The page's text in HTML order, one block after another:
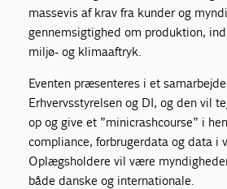
massevis af krav fra kunder og
gennemsigtighed om produktion,
miljø- og klimaaftryk.
Eventen præsenteres i et
Erhvervsstyrelsen og DI, og den vil
op og give et ”minicrashcourse” i
compliance, forbrugerdata og data i
Oplægsholdere vil være
både danske og internationale.